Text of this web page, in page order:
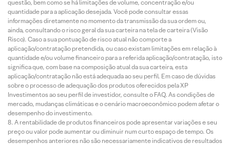
questão, bem como se há limitações de volume, concentração e/ou
quantidade para a aplicação desejada. Você pode consultar essas
informações diretamente no momento da transmissão da sua ordem ou,
ainda, consultando o risco geral da sua carteira na tela de carteira (Visão
Risco). Caso a sua pontuação de risco atual não comporte a
aplicação/contratação pretendida, ou caso existam limitações em relação à
quantidade e/ou volume financeiro para a referida aplicação/contratação, isto
significa que, com base na composição atual da sua carteira, esta
aplicação/contratação não está adequada ao seu perfil. Em caso de dúvidas
sobre o processo de adequação dos produtos oferecidos pela XP
Investimentos ao seu perfil de investidor, consulte o FAQ. As condições de
mercado, mudanças climáticas e o cenário macroeconômico podem afetar o
desempenho do investimento.
A rentabilidade de produtos financeiros pode apresentar variações e seu
preço ou valor pode aumentar ou diminuir num curto espaço de tempo. Os
desempenhos anteriores não são necessariamente indicativos de resultados